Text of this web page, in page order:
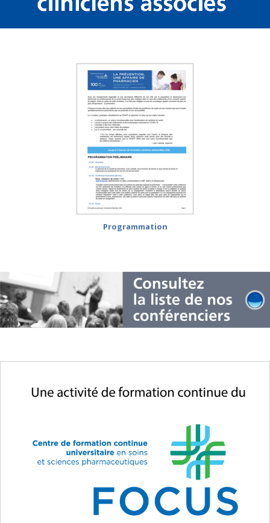
Programmation